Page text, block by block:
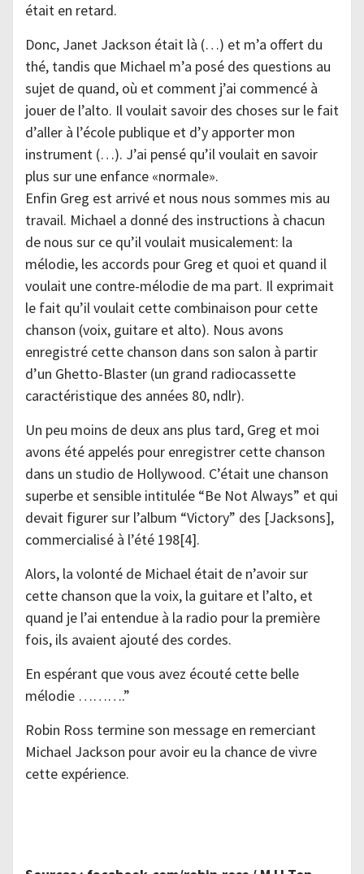
était en retard.
Donc, Janet Jackson était là (…) et m’a offert du
thé, tandis que Michael m’a posé des questions au
sujet de quand, où et comment j’ai commencé à
jouer de l’alto. Il voulait savoir des choses sur le fait
d’aller à l’école publique et d’y apporter mon
instrument (…). J’ai pensé qu’il voulait en savoir
plus sur une enfance «normale».
Enfin Greg est arrivé et nous nous sommes mis au
travail. Michael a donné des instructions à chacun
de nous sur ce qu’il voulait musicalement: la
mélodie, les accords pour Greg et quoi et quand il
voulait une contre-mélodie de ma part. Il exprimait
le fait qu’il voulait cette combinaison pour cette
chanson (voix, guitare et alto). Nous avons
enregistré cette chanson dans son salon à partir
d’un Ghetto-Blaster (un grand radiocassette
caractéristique des années 80, ndlr).
Un peu moins de deux ans plus tard, Greg et moi
avons été appelés pour enregistrer cette chanson
dans un studio de Hollywood. C’était une chanson
superbe et sensible intitulée “Be Not Always” et qui
devait figurer sur l’album “Victory” des [Jacksons],
commercialisé à l’été 198[4].
Alors, la volonté de Michael était de n’avoir sur
cette chanson que la voix, la guitare et l’alto, et
quand je l’ai entendue à la radio pour la première
fois, ils avaient ajouté des cordes.
En espérant que vous avez écouté cette belle
mélodie ……….”
Robin Ross termine son message en remerciant
Michael Jackson pour avoir eu la chance de vivre
cette expérience.